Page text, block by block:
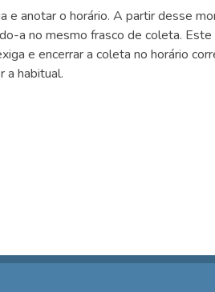
e anotar o horário. A partir desse
a no mesmo frasco de coleta.
e encerrar a coleta no horário
a habitual.